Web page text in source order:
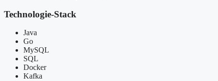
Technologie-Stack
Java
Go
MySQL
SQL
Docker
Kafka